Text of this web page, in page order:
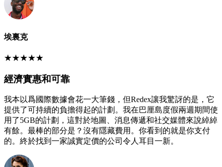
埃裏克
★★★★★
經濟實惠和可靠
我本以爲國際數據會花一大筆錢，但Redex讓我驚訝的是，它
提供了可持續的負擔得起的計劃。我在巴厘島度假兩週期間使
用了5GB的計劃，這對於地圖、消息傳遞和社交媒體來說綽綽
有餘。最棒的部分是？沒有隱藏費用。你看到的就是你支付
的。終於找到一家誠實定價的公司令人耳目一新。